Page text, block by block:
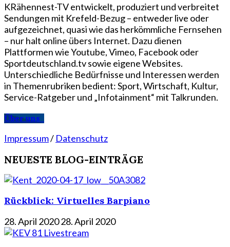
KRähennest-TV entwickelt, produziert und verbreitet
Sendungen mit Krefeld-Bezug – entweder live oder
aufgezeichnet, quasi wie das herkömmliche Fernsehen
– nur halt online übers Internet. Dazu dienen
Plattformen wie Youtube, Vimeo, Facebook oder
Sportdeutschland.tv sowie eigene Websites.
Unterschiedliche Bedürfnisse und Interessen werden
in Themenrubriken bedient: Sport, Wirtschaft, Kultur,
Service-Ratgeber und „Infotainment“ mit Talkrunden.
Über uns
Impressum/ Datenschutz
NEUESTE BLOG-EINTRÄGE
Rückblick: Virtuelles Barpiano
28. April 202028. April 2020